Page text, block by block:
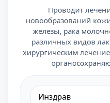
Проводит
новообразований
железы, рака
различных видов
хирургическим
Инздрав